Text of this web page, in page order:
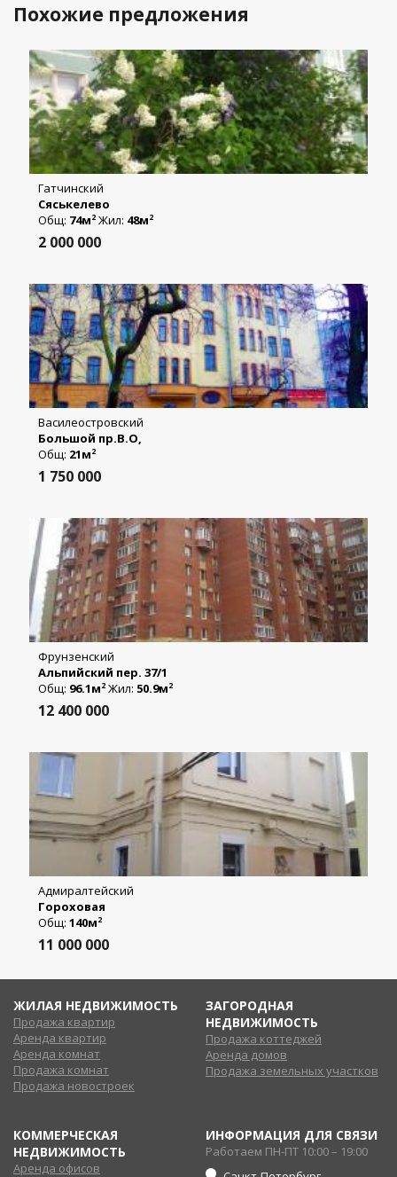
Похожие предложения
Гатчинский
Сяськелево
Общ: 74м2 Жил: 48м2
2 000 000
Василеостровский
Большой пр.В.О,
Общ: 21м2
1 750 000
Фрунзенский
Альпийский пер. 37/1
Общ: 96.1м2 Жил: 50.9м2
12 400 000
Адмиралтейский
Гороховая
Общ: 140м2
11 000 000
ЖИЛАЯ НЕДВИЖИМОСТЬ
Продажа квартир
Аренда квартир
Аренда комнат
Продажа комнат
Продажа новостроек
ЗАГОРОДНАЯ
НЕДВИЖИМОСТЬ
Продажа коттеджей
Аренда домов
Продажа земельных участков
КОММЕРЧЕСКАЯ
НЕДВИЖИМОСТЬ
Аренда офисов
ИНФОРМАЦИЯ ДЛЯ СВЯЗИ
Работаем ПН-ПТ 10:00 – 19:00